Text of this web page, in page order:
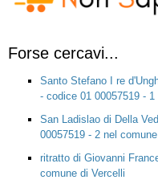
Forse cercavi...
Santo Stefano I re
- codice 01 00057519 -
San Ladislao di Della
00057519 - 2 nel
ritratto di Giovanni
comune di Vercelli